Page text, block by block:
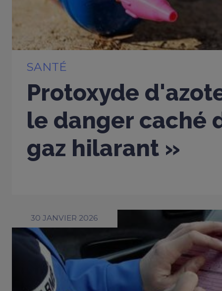
SANTÉ
Protoxyde
le danger caché
gaz hilarant »
30 JANVIER 2026